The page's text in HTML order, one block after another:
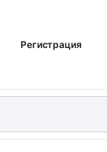
Регистрация